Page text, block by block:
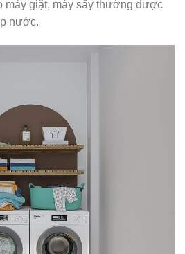
máy giặt, máy sấy thường được
nước.